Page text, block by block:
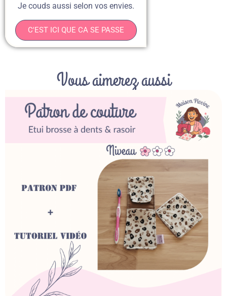
Je couds aussi selon vos envies.
C'EST ICI QUE CA SE PASSE
Vous aimerez aussi